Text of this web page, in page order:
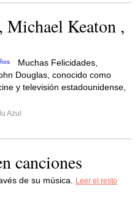
Keaton ,
Muchas Felicidades,
Douglas, conocido como
y televisión estadounidense,
Azul
canciones
de su música.
Leer el resto